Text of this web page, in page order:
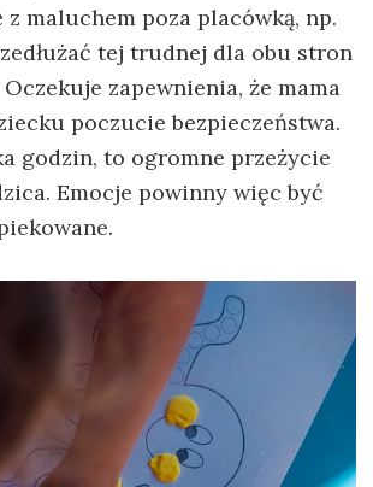
maluchem poza placówką, np.
tej trudnej dla obu stron
zapewnienia, że mama
poczucie bezpieczeństwa.
godzin, to ogromne przeżycie
Emocje powinny więc być